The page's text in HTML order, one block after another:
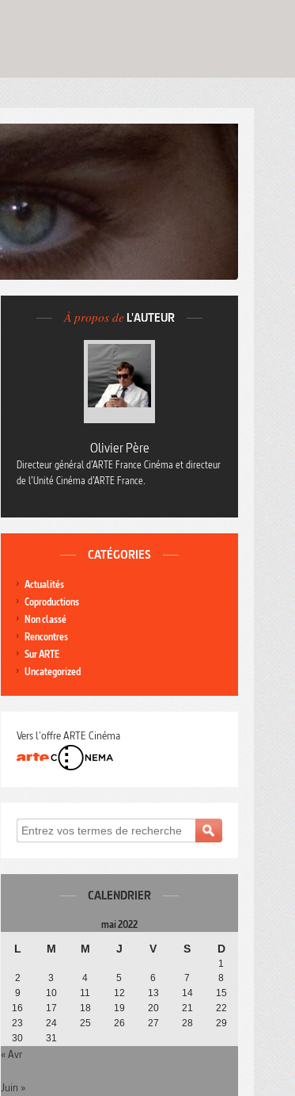
À propos de L'AUTEUR
Olivier Père
Directeur général d’ARTE France Cinéma et directeur
de l’Unité Cinéma d’ARTE France.
CATÉGORIES
Actualités
Coproductions
Non classé
Rencontres
Sur ARTE
Uncategorized
Vers l'offre ARTE Cinéma
CALENDRIER
mai 2022
L M M J V S D
1
2
3 4 5 6 7
8
9
10 11 12 13 14
15
16
17 18 19 20 21
22
23
24 25 26 27 28
29
30
31
« Avr
Juin »